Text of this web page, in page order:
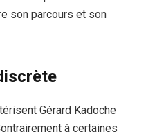
son parcours et son
Gérard Kadoche
à certaines